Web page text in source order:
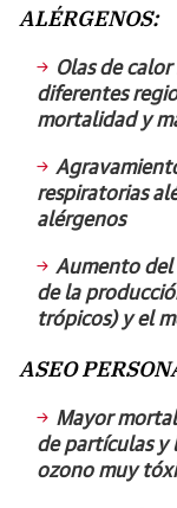
ALÉRGENOS:
Olas de
diferentes
mortalidad y
respiratorias
alérgenos
Aumento del
de la
trópicos) y el
ASEO
Mayor
de partículas y
ozono muy